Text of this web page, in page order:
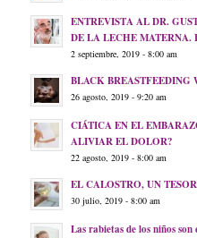
ENTREVISTA AL DR.
DE LA LECHE MATERNA.
2 septiembre, 2019 - 8:00 am
BLACK BREASTFEEDING
26 agosto, 2019 - 9:20 am
CIÁTICA EN EL
ALIVIAR EL DOLOR?
22 agosto, 2019 - 8:00 am
EL CALOSTRO, UN
30 julio, 2019 - 8:00 am
Las rabietas de los niños